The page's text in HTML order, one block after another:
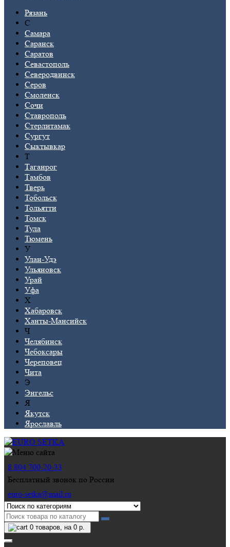
Рязань
С
Самара
Саранск
Саратов
Севастополь
Северодвинск
Серов
Смоленск
Сочи
Ставрополь
Стерлитамак
Сургут
Сыктывкар
Т
Таганрог
Тамбов
Тверь
Тобольск
Тольятти
Томск
Тула
Тюмень
У
Улан-Удэ
Ульяновск
Урай
Уфа
Х
Хабаровск
Ханты-Мансийск
Ч
Челябинск
Чебоксары
Череповец
Чита
Э
Энгельс
Я
Якутск
Ярославль
8 804 700-20-33
Бесплатный звонок по России
euro-setka@mail.ru
0 товаров, на 0 р.